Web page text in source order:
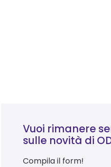
Vuoi rimanere
sulle novità di
Compila il form!